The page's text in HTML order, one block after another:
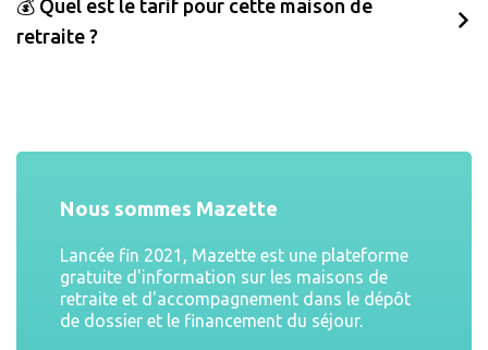
💰 Quel est le tarif pour cette maison de
retraite ?
Nous sommes Mazette
Lancée fin 2021, Mazette est une plateforme
gratuite d'information sur les maisons de
retraite et d'accompagnement dans le dépôt
de dossier et le financement du séjour.